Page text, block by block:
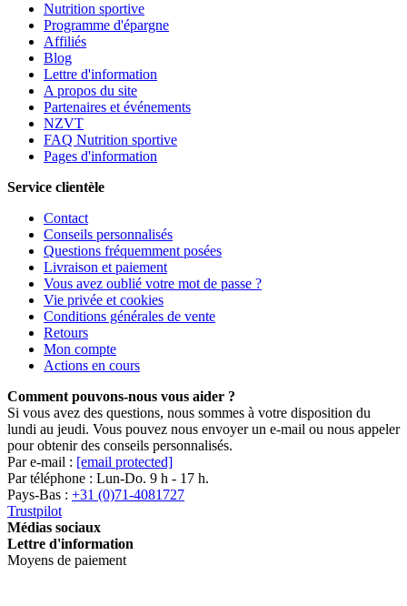
Nutrition sportive
Programme d'épargne
Affiliés
Blog
Lettre d'information
A propos du site
Partenaires et événements
NZVT
FAQ Nutrition sportive
Pages d'information
Service clientèle
Contact
Conseils personnalisés
Questions fréquemment posées
Livraison et paiement
Vous avez oublié votre mot de passe ?
Vie privée et cookies
Conditions générales de vente
Retours
Mon compte
Actions en cours
Comment pouvons-nous vous aider ?
Si vous avez des questions, nous sommes à votre disposition du
lundi au jeudi. Vous pouvez nous envoyer un e-mail ou nous appeler
pour obtenir des conseils personnalisés.
Par e-mail : [email protected]
Par téléphone : Lun-Do. 9 h - 17 h.
Pays-Bas : +31 (0)71-4081727
Trustpilot
Médias sociaux
Lettre d'information
Moyens de paiement